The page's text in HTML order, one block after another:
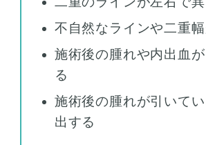
不自然なラインや二重
施術後の腫れや内出血
る
施術後の腫れが引いて
出する